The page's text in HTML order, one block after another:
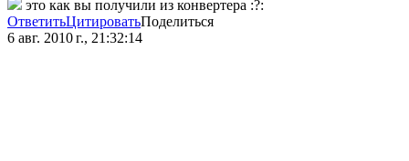
это как вы получили из конвертера :?:
ОтветитьЦитироватьПоделиться
6 авг. 2010 г., 21:32:14